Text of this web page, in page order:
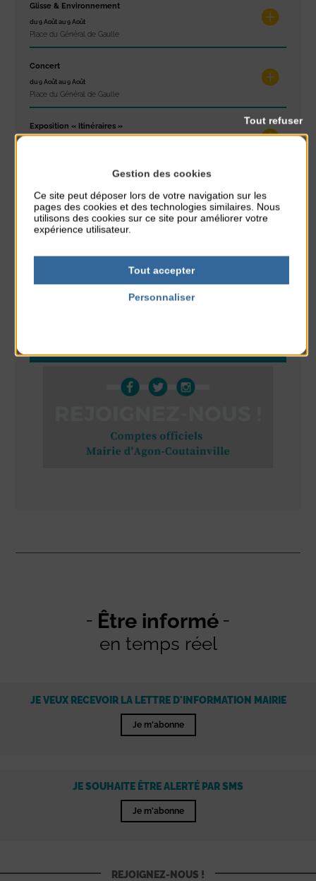
Glisse & Environnement
du 9 Août au 9 Août
Place du Général de Gaulle
Concert
du 9 Août au 9 Août
Place du Général de Gaulle
Exposition « Itinéraires »
du 10 Août au 14 Août
Plage du passous
Être informé
en temps réel
JE VEUX RECEVOIR LA LETTRE D'INFORMATION MAIRIE
Je m'abonne
JE SOUHAITE ÊTRE ALERTÉ PAR SMS
Je m'abonne
REJOIGNEZ-NOUS !
Gestion des cookies
Ce site peut déposer lors de votre navigation sur les
pages des cookies et des technologies similaires. Nous
utilisons des cookies sur ce site pour améliorer votre
expérience utilisateur.
Tout accepter
Tout refuser
Personnaliser